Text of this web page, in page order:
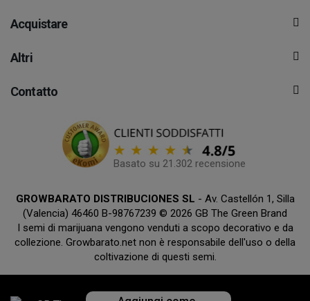
Acquistare
Altri
Contatto
Basato su 21.302 recensione
GROWBARATO DISTRIBUCIONES SL - Av. Castellón 1, Silla
(Valencia) 46460 B-98767239 © 2026 GB The Green Brand
I semi di marijuana vengono venduti a scopo decorativo e da
collezione. Growbarato.net non è responsabile dell'uso o della
coltivazione di questi semi.